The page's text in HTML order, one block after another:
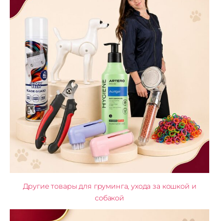
Другие товары для груминга, ухода за кошкой и
собакой